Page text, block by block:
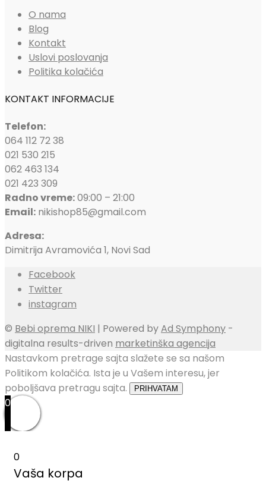
O nama
Blog
Kontakt
Uslovi poslovanja
Politika kolačića
KONTAKT INFORMACIJE
Telefon:
064 112 72 38
021 530 215
062 463 134
021 423 309
Radno vreme:09:00 – 21:00
Email: nikishop85@gmail.com
Adresa:
Dimitrija Avramovića 1, Novi Sad
Facebook
Twitter
instagram
© Bebi oprema NIKI | Powered byAd Symphony -
digitalna results-driven marketinška agencija
Nastavkom pretrage sajta slažete se sa našom
Politikom kolačića. Ista je u Vašem interesu, jer
poboljšava pretragu sajta.
PRIHVATAM
0
0
Vaša korpa